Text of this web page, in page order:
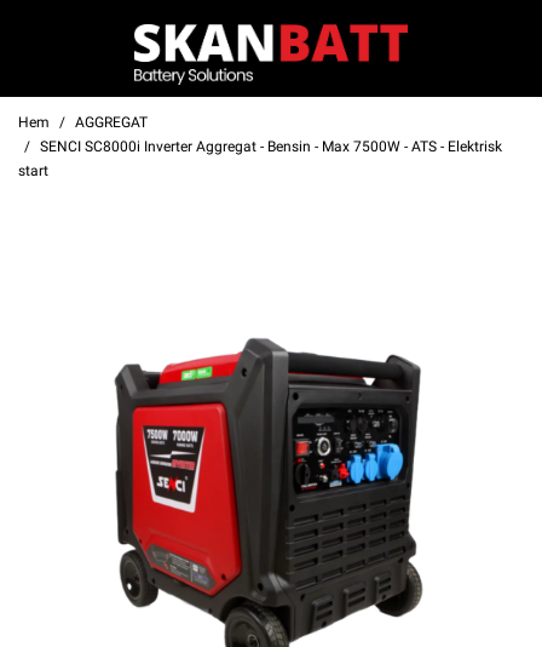
Hem
AGGREGAT
SENCI SC8000i Inverter Aggregat - Bensin - Max 7500W - ATS - Elektrisk
start